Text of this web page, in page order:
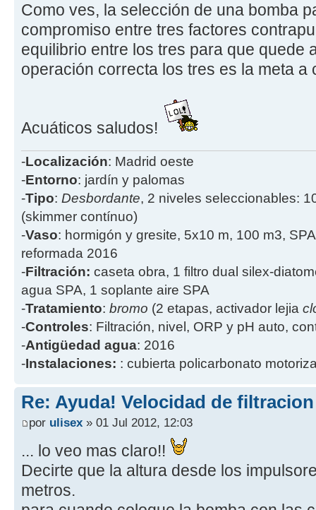
Como ves, la selección de una bomba
compromiso entre tres factores
equilibrio entre los tres para que quede
operación correcta los tres es la meta a
Acuáticos saludos!
-Localización: Madrid oeste
-Entorno: jardín y palomas
-Tipo: Desbordante, 2 niveles seleccionables:
(skimmer contínuo)
-Vaso: hormigón y gresite, 5x10 m, 100 m3,
reformada 2016
-Filtración: caseta obra, 1 filtro dual silex-
agua SPA, 1 soplante aire SPA
-Tratamiento: bromo (2 etapas, activador lejia
-Controles: Filtración, nivel, ORP y pH auto,
-Antigüedad agua: 2016
-Instalaciones: : cubierta policarbonato
Re: Ayuda! Velocidad de
por ulisex » 01 Jul 2012, 12:03
... lo veo mas claro!!
Decirte que la altura desde los
metros.